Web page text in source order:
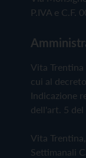
P.IVA e C.F.
Vita
cui al
Indicazione
dell'art. 5 del
Vita
Settimanali